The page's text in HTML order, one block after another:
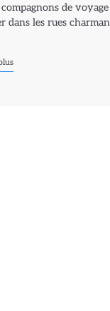
compagnons de
dans les rues